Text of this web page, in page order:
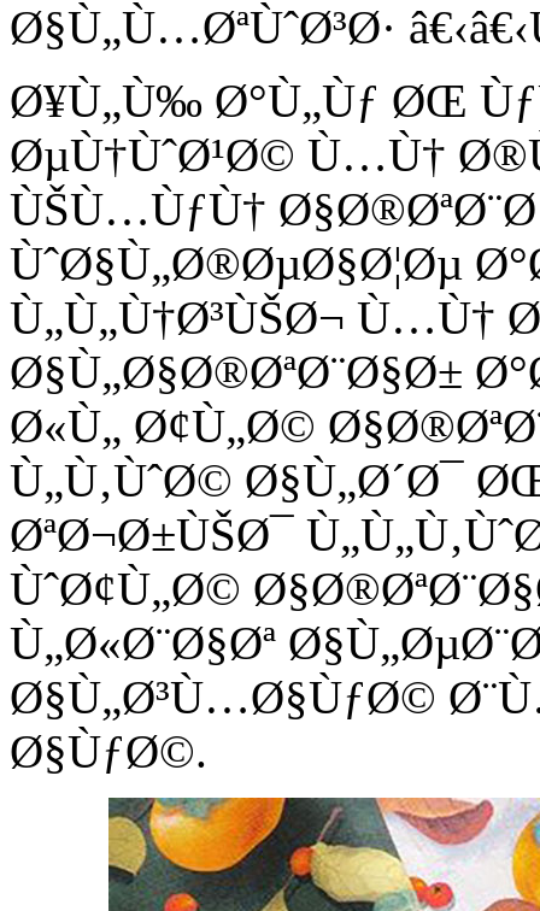
Ø§Ù„Ù…ØªÙˆØ³Ø·
Ø¥Ù„Ù‰ Ø°Ù„Ùƒ ØŒ
ØµÙ†ÙˆØ¹Ø© Ù…Ù†
ÙŠÙ…ÙƒÙ†
ÙˆØ§Ù„Ø®ØµØ§Ø¦Øµ
Ù„Ù„Ù†Ø³ÙŠØ¬ Ù…Ù†
Ø§Ù„Ø§Ø®ØªØ¨Ø§Ø±
Ø«Ù„ Ø¢Ù„Ø©
Ù„Ù‚ÙˆØ© Ø§Ù„Ø´Ø¯
ØªØ¬Ø±ÙŠØ¯
ÙˆØ¢Ù„Ø©
Ù„Ø«Ø¨Ø§Øª
Ø§Ù„Ø³Ù…Ø§ÙƒØ©
Ø§ÙƒØ©.